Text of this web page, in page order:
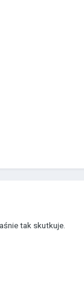
tak skutkuje.